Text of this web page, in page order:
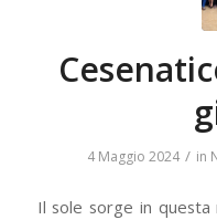
4 Maggio 2024 / in
Il sole sorge in